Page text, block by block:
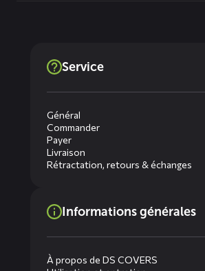
Service
Général
Commander
Payer
Livraison
Rétractation, retours & échanges
Informations générales
À propos de DS COVERS